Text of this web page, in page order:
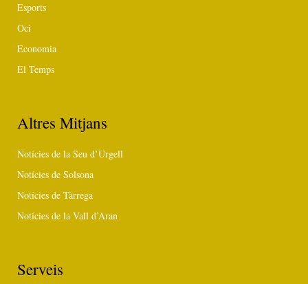
Esports
Oci
Economia
El Temps
Altres Mitjans
Notícies de la Seu d’Urgell
Notícies de Solsona
Notícies de Tàrrega
Notícies de la Vall d’Aran
Serveis